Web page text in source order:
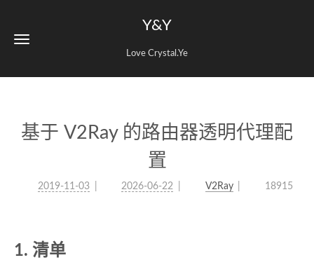
Y&Y
Love Crystal.Ye
基于 V2Ray 的路由器透明代理配
置
2019-11-03 2026-06-22 V2Ray 18915
1. 清单